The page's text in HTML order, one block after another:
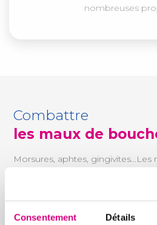
Consentement Détails
nombreuses
Combattre
les maux de
Morsures, aphtes, gingivites…Les
La cavité buccale